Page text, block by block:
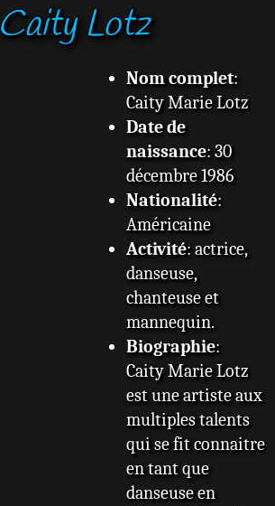
Caity Lotz
Nom complet:
Caity Marie Lotz
Date de
naissance: 30
décembre 1986
Nationalité:
Américaine
Activité: actrice,
danseuse,
chanteuse et
mannequin.
Biographie:
Caity Marie Lotz
est une artiste aux
multiples talents
qui se fit connaitre
en tant que
danseuse en